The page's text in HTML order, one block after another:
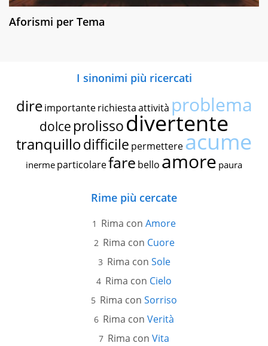
Aforismi per Tema
I sinonimi più ricercati
dire importante richiestaattività problema
dolce prolissodivertente
tranquillodifficile permettereacume
inerme particolarefare bello amore paura
Rime più cercate
Rima con Amore
Rima con Cuore
Rima con Sole
Rima con Cielo
Rima con Sorriso
Rima con Verità
Rima con Vita